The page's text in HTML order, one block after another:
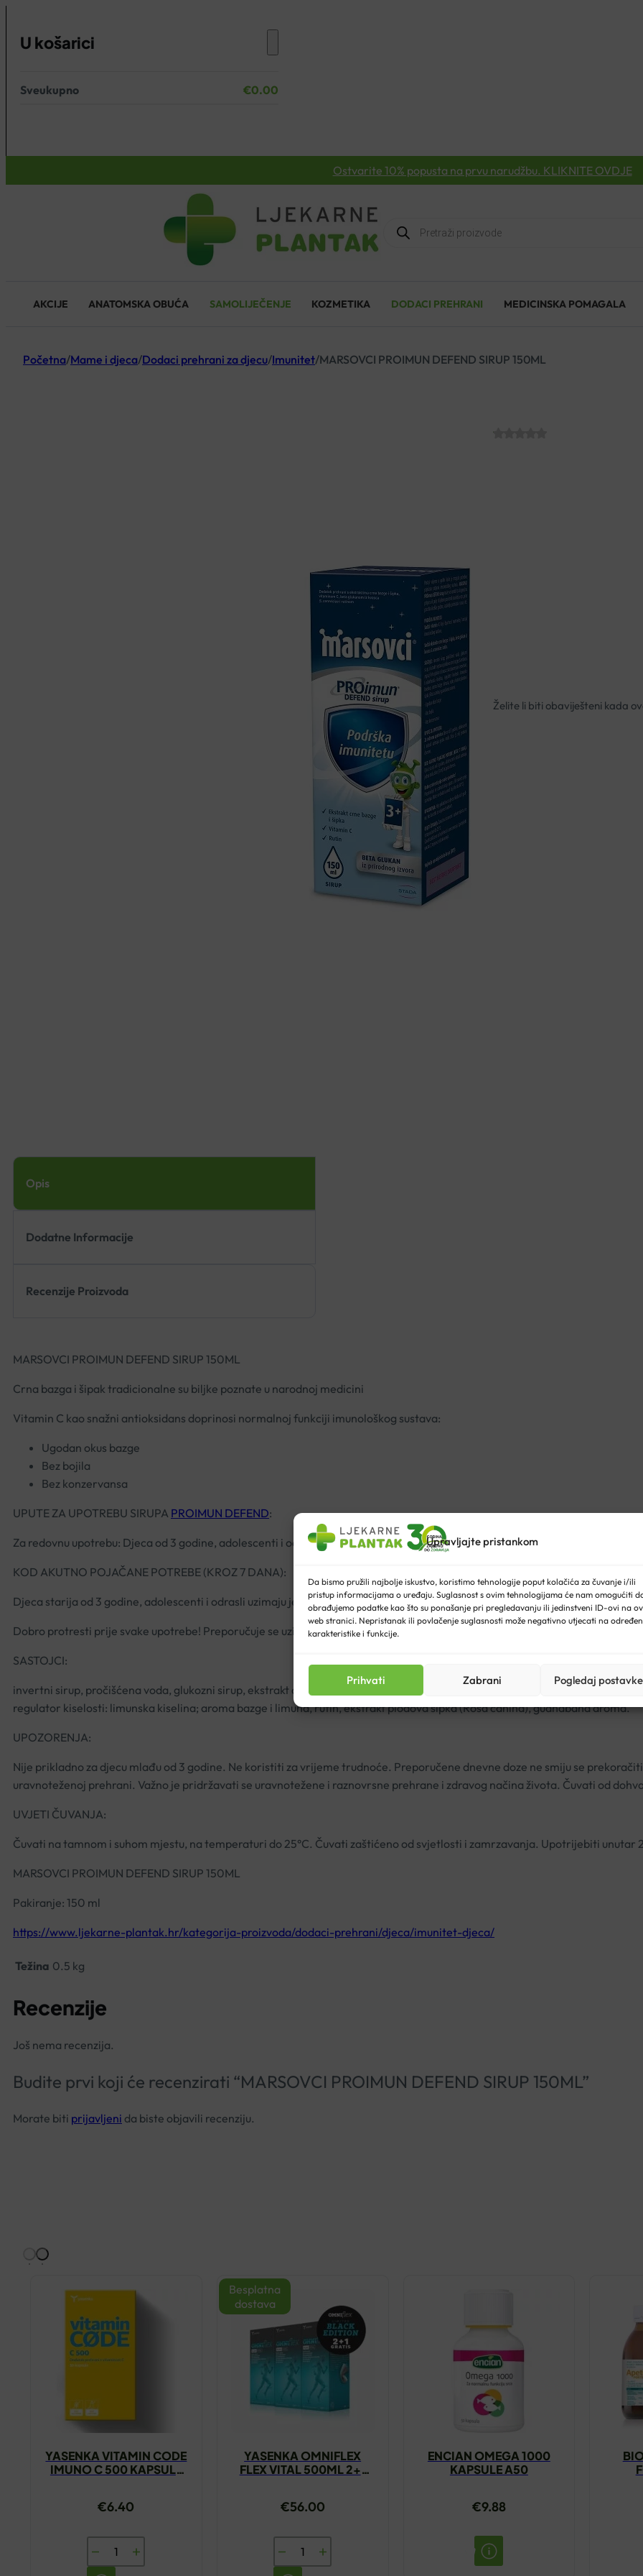
Upravljajte pristankom
Da bismo pružili najbolje iskustvo, koristimo tehnologije poput kolačića za čuvanje i/ili
pristup informacijama o uređaju. Suglasnost s ovim tehnologijama će nam omogućiti
obrađujemo podatke kao što su ponašanje pri pregledavanju ili jedinstveni ID-ovi na
web stranici. Nepristanak ili povlačenje suglasnosti može negativno utjecati na
karakteristike i funkcije.
Prihvati Zabrani Pogledaj postavke
U košarici
Nema proizvoda u košarici.
Sveukupno €0.00
Ostvarite 10% popusta na prvu narudžbu. KLIKNITE OVDJE
Products
search
AKCIJE ANATOMSKA OBUĆA SAMOLIJEČENJE KOZMETIKA DODACI PREHRANI MEDICINSKA POMAGALA
Početna/Mame i djeca/Dodaci prehrani za djecu/Imunitet/MARSOVCI PROIMUN DEFEND SIRUP 150ML
Opis
Dodatne Informacije
Recenzije Proizvoda
MARSOVCI PROIMUN DEFEND SIRUP 150ML
Crna bazga i šipak tradicionalne su biljke poznate u narodnoj medicini
Vitamin C kao snažni antioksidans doprinosi normalnoj funkciji imunološkog sustava:
Ugodan okus bazge
Bez bojila
Bez konzervansa
UPUTE ZA UPOTREBU SIRUPA PROIMUN DEFEND:
Za redovnu upotrebu: Djeca od 3 godine, adolescenti i odrasli uzimaju jednu malu žlicu (5 ml) jednom dnevno.
KOD AKUTNO POJAČANE POTREBE (KROZ 7 DANA):
Djeca starija od 3 godine, adolescenti i odrasli uzimaju jednu malu žlicu (5 ml) tri puta dnevno.
Dobro protresti prije svake upotrebe! Preporučuje se uzimati sirup ujutro i/ili navečer prije spavanja. Može se dodati u vrući
SASTOJCI:
invertni sirup, pročišćena voda, glukozni sirup, ekstrakt cvjetova i plodova crne bazge (Sambucus nigra), beta glukan iz
regulator kiselosti: limunska kiselina; aroma bazge i limuna, rutin, ekstrakt plodova šipka (Rosa canina), guanabana aroma.
UPOZORENJA:
Nije prikladno za djecu mlađu od 3 godine. Ne koristiti za vrijeme trudnoće. Preporučene dnevne doze ne smiju se
uravnoteženoj prehrani. Važno je pridržavati se uravnotežene i raznovrsne prehrane i zdravog načina života. Čuvati od
UVJETI ČUVANJA:
Čuvati na tamnom i suhom mjestu, na temperaturi do 25°C. Čuvati zaštićeno od svjetlosti i zamrzavanja. Upotrijebiti unutar
MARSOVCI PROIMUN DEFEND SIRUP 150ML
Pakiranje: 150 ml
https://www.ljekarne-plantak.hr/kategorija-proizvoda/dodaci-prehrani/djeca/imunitet-djeca/
Težina 0.5 kg
Recenzije
Još nema recenzija.
Budite prvi koji će recenzirati “MARSOVCI PROIMUN DEFEND SIRUP 150ML”
Morate biti prijavljeni da biste objavili recenziju.
YASENKA VITAMIN CODE
IMUNO C 500 KAPSULE
€6.40
YASENKA
VITAMIN
YASENKA OMNIFLEX
FLEX VITAL 500ML 2+1
Besplatna
dostava
€56.00
YASENKA
OMNIFLEX
ENCIAN OMEGA 1000
KAPSULE A50
€9.88